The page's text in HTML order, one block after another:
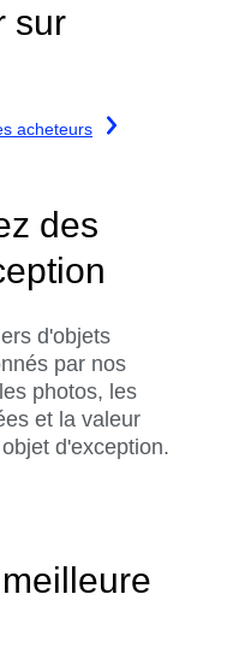
sur
acheteurs
des
d'objets
par nos
photos, les
et la valeur
d'exception.